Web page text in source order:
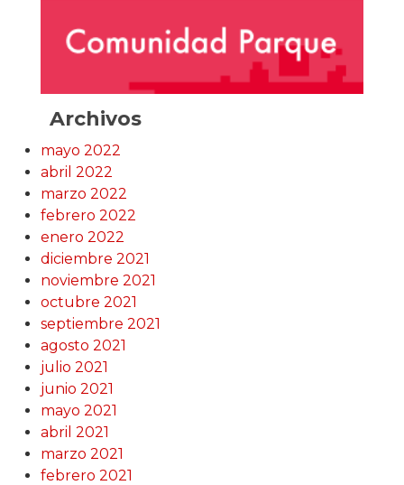
Archivos
mayo 2022
abril 2022
marzo 2022
febrero 2022
enero 2022
diciembre 2021
noviembre 2021
octubre 2021
septiembre 2021
agosto 2021
julio 2021
junio 2021
mayo 2021
abril 2021
marzo 2021
febrero 2021